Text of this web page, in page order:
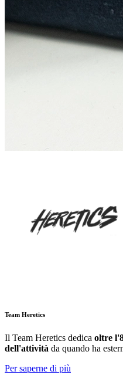
Team Heretics
Il Team Heretics dedica oltre
dell'attività da quando ha
Per saperne di più